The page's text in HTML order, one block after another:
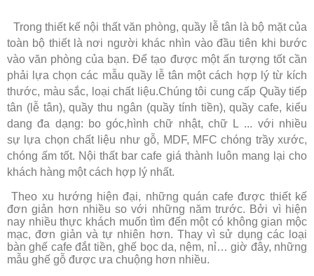
Trong thiết kế nội thất văn phòng, quầy lễ tân là bộ mặt của
toàn bộ thiết là nơi người khác nhìn vào đầu tiên khi bước
vào văn phòng của bạn. Để tạo được một ấn tượng tốt cần
phải lựa chọn các mẫu quầy lễ tân một cách hợp lý từ kích
thước, màu sắc, loại chất liệu.Chúng tôi cung cấp Quầy tiếp
tân (lễ tân), quầy thu ngân (quầy tính tiền), quầy cafe, kiểu
dang đa dạng: bo góc,hình chữ nhật, chữ L ... với nhiều
sự lựa chọn chất liệu như gỗ, MDF, MFC chóng trầy xước,
chóng ấm tốt. Nội thất bar cafe giá thành luôn mang lại cho
khách hàng một cách hợp lý nhất.
Theo xu hướng hiện đại, những quán cafe được thiết kế
đơn giản hơn nhiều so với những năm trước. Bởi vì hiện
nay nhiều thực khách muốn tìm đến một có không gian mộc
mạc, đơn giản và tự nhiên hơn. Thay vì sử dụng các loại
bàn ghế cafe đắt tiền, ghế bọc da, nệm, nỉ… giờ đây, những
mẫu ghế gỗ được ưa chuộng hơn nhiều.